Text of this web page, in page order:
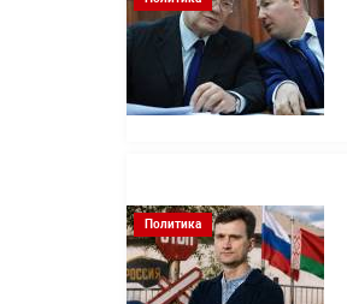
Политика